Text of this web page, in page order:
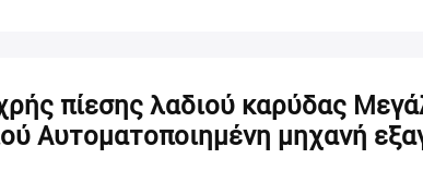
πίεσης λαδιού καρύδας
Αυτοματοποιημένη μηχανή